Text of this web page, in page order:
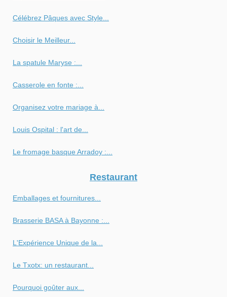
Célébrez Pâques avec Style...
Choisir le Meilleur...
La spatule Maryse :...
Casserole en fonte :...
Organisez votre mariage à...
Louis Ospital : l'art de...
Le fromage basque Arradoy :...
Restaurant
Emballages et fournitures...
Brasserie BASA à Bayonne :...
L'Expérience Unique de la...
Le Txotx: un restaurant...
Pourquoi goûter aux...